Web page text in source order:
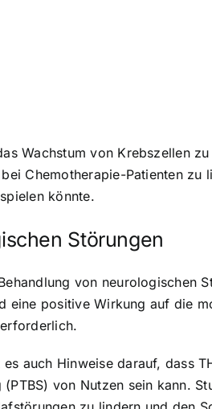
Wachstum von Krebszellen
Chemotherapie-Patienten
könnte.
Störungen
von neurologischen
positive Wirkung auf die
auch Hinweise darauf, dass
von Nutzen sein kann.